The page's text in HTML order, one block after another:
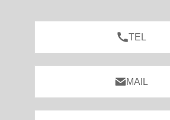
TEL
MAIL